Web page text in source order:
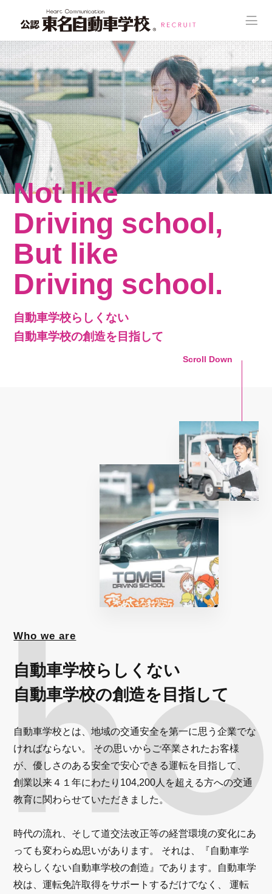
Not like
Driving school,
But like
Driving school.
自動車学校らしくない
自動車学校の創造を目指して
Scroll Down
Who we are
自動車学校らしくない
自動車学校の創造を目指して
自動車学校とは、地域の交通安全を第一に思う企業でな
ければならない。 その思いからご卒業されたお客様
が、優しさのある安全で安心できる運転を目指して、
創業以来４１年にわたり104,200人を超える方への交通
教育に関わらせていただきました。
時代の流れ、そして道交法改正等の経営環境の変化にあ
っても変わらぬ思いがあります。 それは、『自動車学
校らしくない自動車学校の創造』であります。自動車学
校は、運転免許取得をサポートするだけでなく、 運転